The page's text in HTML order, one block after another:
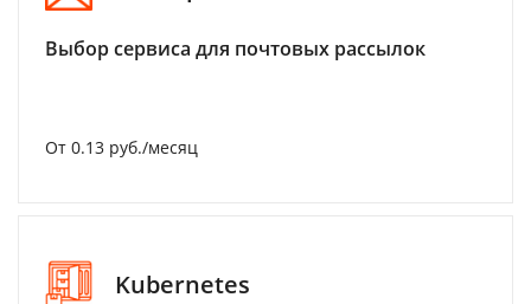
Выбор сервиса для почтовых рассылок
От 0.13 руб./месяц
Kubernetes